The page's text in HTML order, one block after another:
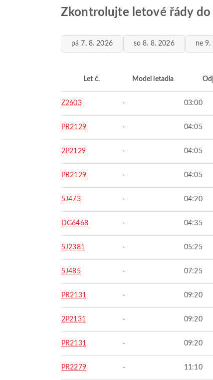
Zkontrolujte letové řády do
pá 7. 8. 2026 so 8. 8. 2026 ne 9.
Let č. Model letadla
Z2603 - 03:00
PR2129 - 04:05
2P2129 - 04:05
PR2129 - 04:05
5J473 - 04:20
DG6468 - 04:35
5J2381 - 05:25
5J485 - 07:25
PR2131 - 09:20
2P2131 - 09:20
PR2131 - 09:20
PR2279 - 11:10